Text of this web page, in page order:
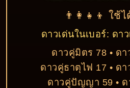
👨‍👩‍👧‍👦 ใช้
ดาวเด่นในเบอร์: ดา
ดาวคู่มิตร 78 • ด
ดาวคู่ธาตุไฟ 17 • ด
ดาวคู่ปัญญา 59 • ด